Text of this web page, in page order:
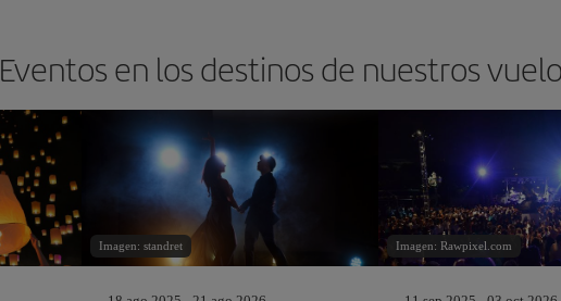
Eventos en los destinos de nuestros
Imagen: standret Imagen: Rawpixel.com